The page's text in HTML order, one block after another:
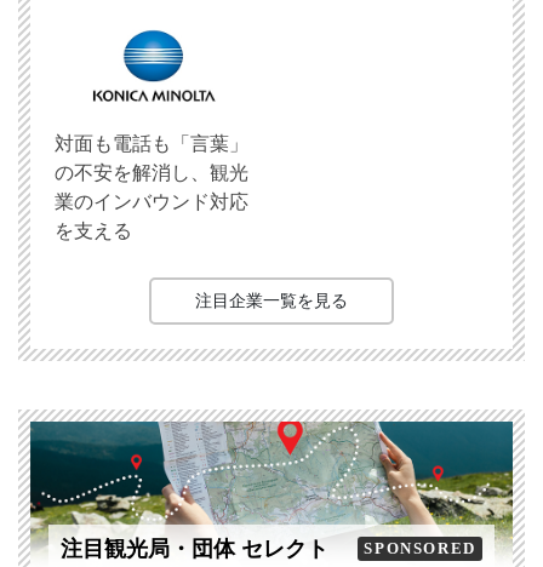
対面も電話も「言葉」
の不安を解消し、観光
業のインバウンド対応
を支える
注目企業一覧を見る
注目観光局・団体 セレクト SPONSORED